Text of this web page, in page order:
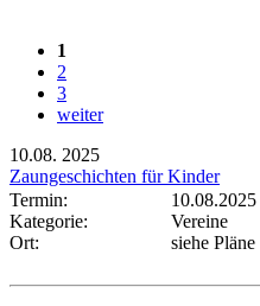
1
2
3
weiter
10.08. 2025
Zaungeschichten für Kinder
Termin:
10.08.2025
Kategorie:
Vereine
Ort:
siehe Pläne